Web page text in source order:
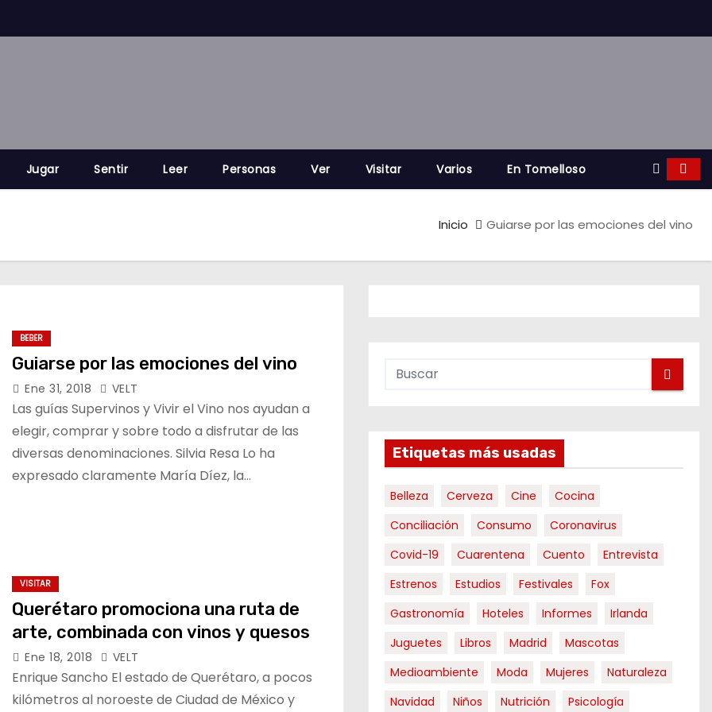
Jugar Sentir Leer Personas Ver Visitar Varios En Tomelloso
Inicio Guiarse por las emociones del vino
BEBER
Guiarse por las emociones del vino
Ene 31, 2018 VELT
Las guías Supervinos y Vivir el Vino nos ayudan a
elegir, comprar y sobre todo a disfrutar de las
diversas denominaciones. Silvia Resa Lo ha
expresado claramente María Díez, la…
VISITAR
Querétaro promociona una ruta de
arte, combinada con vinos y quesos
Ene 18, 2018 VELT
Enrique Sancho El estado de Querétaro, a pocos
kilómetros al noroeste de Ciudad de México y
Etiquetas más usadas
Belleza Cerveza Cine
Cocina
Conciliación
Consumo
Coronavirus
Covid-19
Cuarentena Cuento
Entrevista
Estrenos
Estudios Festivales
Fox
Gastronomía
Hoteles Informes
Irlanda
Juguetes
Libros Madrid
Mascotas
Medioambiente
Moda Mujeres
Naturaleza
Navidad
Niños Nutrición Psicología